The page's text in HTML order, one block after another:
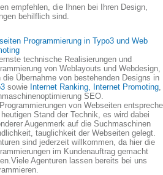
empfehlen, die Ihnen bei Ihren Design,
behilflich sind.
Programmierung in Typo3 und Web
technische Realisierungen und
von Weblayouts und Webdesign,
die Übernahme von bestehenden Designs in
sowie Internet Ranking, Internet Promoting,
SEO.
von Webseiten
Stand der Technik, es wird dabei
Augenmerk auf die Suchmaschinen
tauglichkeit der Webseiten gelegt.
sind jederzeit willkommen, da hier die
im Kundenauftrag gemacht
Agenturen lassen bereits bei uns